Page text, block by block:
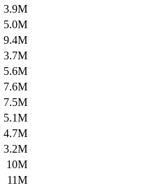
3.9M
5.0M
9.4M
3.7M
5.6M
7.6M
7.5M
5.1M
4.7M
3.2M
10M
11M